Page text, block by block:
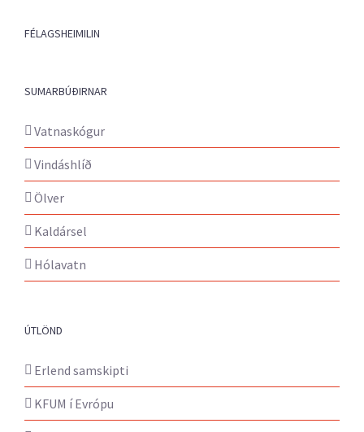
FÉLAGSHEIMILIN
SUMARBÚÐIRNAR
Vatnaskógur
Vindáshlíð
Ölver
Kaldársel
Hólavatn
ÚTLÖND
Erlend samskipti
KFUM í Evrópu